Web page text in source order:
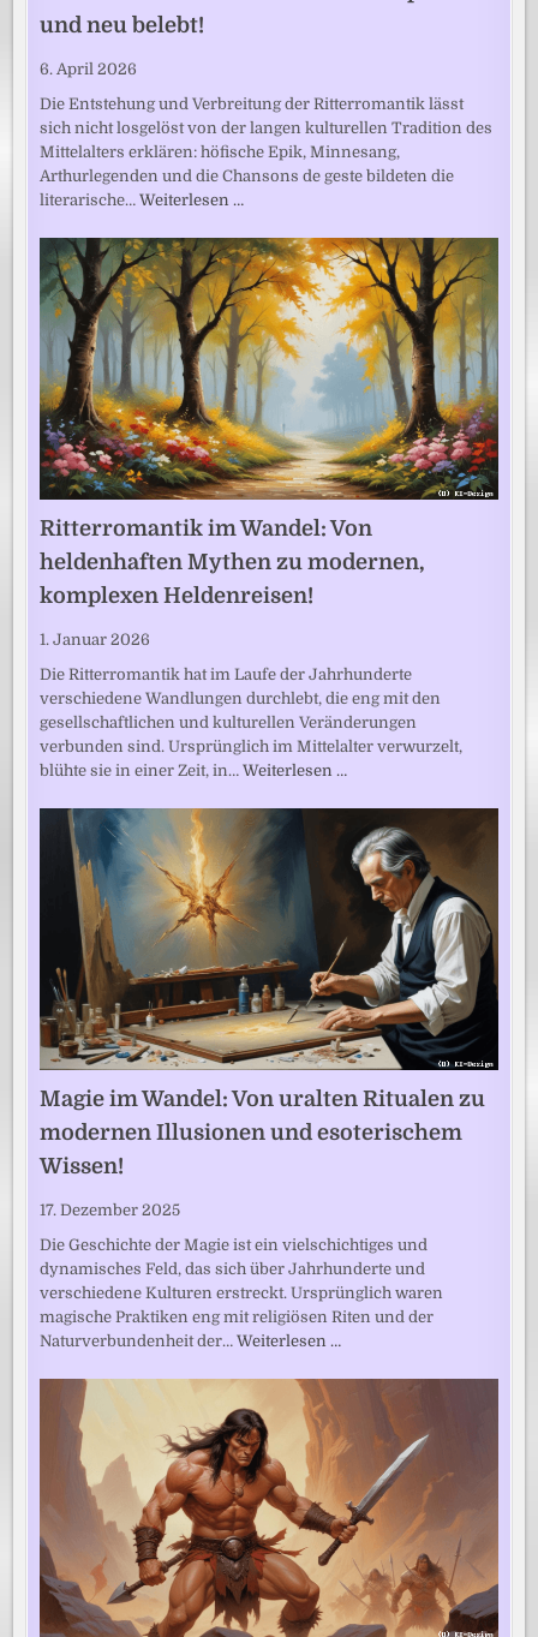
und neu belebt!
6. April 2026
Die Entstehung und Verbreitung der Ritterromantik lässt
sich nicht losgelöst von der langen kulturellen Tradition des
Mittelalters erklären: höfische Epik, Minnesang,
Arthurlegenden und die Chansons de geste bildeten die
literarische…Weiterlesen …
Ritterromantik im Wandel: Von
heldenhaften Mythen zu modernen,
komplexen Heldenreisen!
1. Januar 2026
Die Ritterromantik hat im Laufe der Jahrhunderte
verschiedene Wandlungen durchlebt, die eng mit den
gesellschaftlichen und kulturellen Veränderungen
verbunden sind. Ursprünglich im Mittelalter verwurzelt,
blühte sie in einer Zeit, in…Weiterlesen …
Magie im Wandel: Von uralten Ritualen zu
modernen Illusionen und esoterischem
Wissen!
17. Dezember 2025
Die Geschichte der Magie ist ein vielschichtiges und
dynamisches Feld, das sich über Jahrhunderte und
verschiedene Kulturen erstreckt. Ursprünglich waren
magische Praktiken eng mit religiösen Riten und der
Naturverbundenheit der…Weiterlesen …